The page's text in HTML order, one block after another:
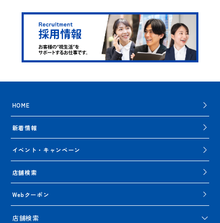
HOME
新着情報
イベント・キャンペーン
店舗検索
Webクーポン
店舗検索